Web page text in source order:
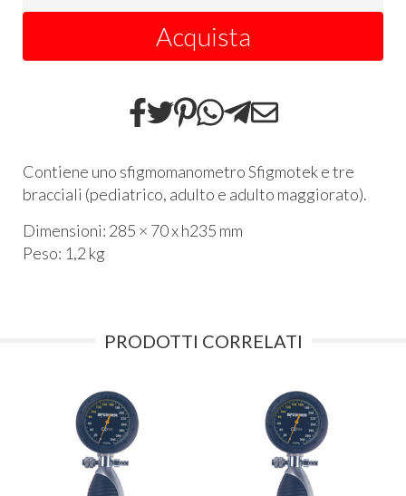
Acquista
Contiene uno sfigmomanometro Sfigmotek e tre
bracciali (pediatrico, adulto e adulto maggiorato).
Dimensioni: 285 × 70 x h235 mm
Peso: 1,2 kg
PRODOTTI CORRELATI